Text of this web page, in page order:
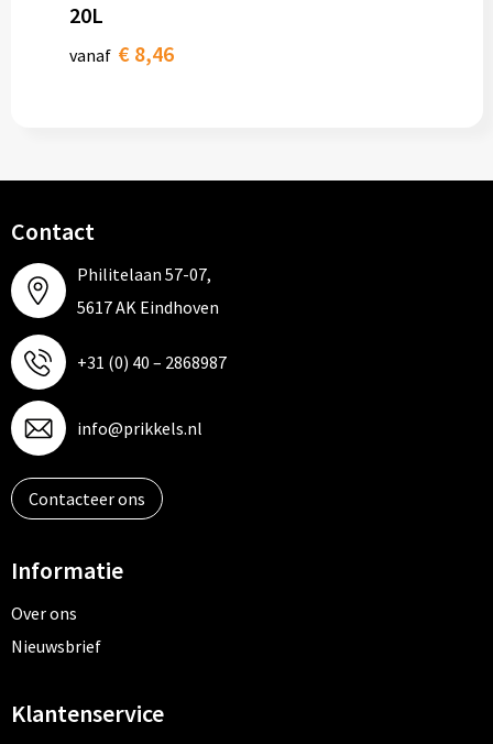
20L
vanaf € 8,46
Contact
Philitelaan 57-07,
5617 AK Eindhoven
+31 (0) 40 – 2868987
info@prikkels.nl
Contacteer ons
Informatie
Over ons
Nieuwsbrief
Klantenservice